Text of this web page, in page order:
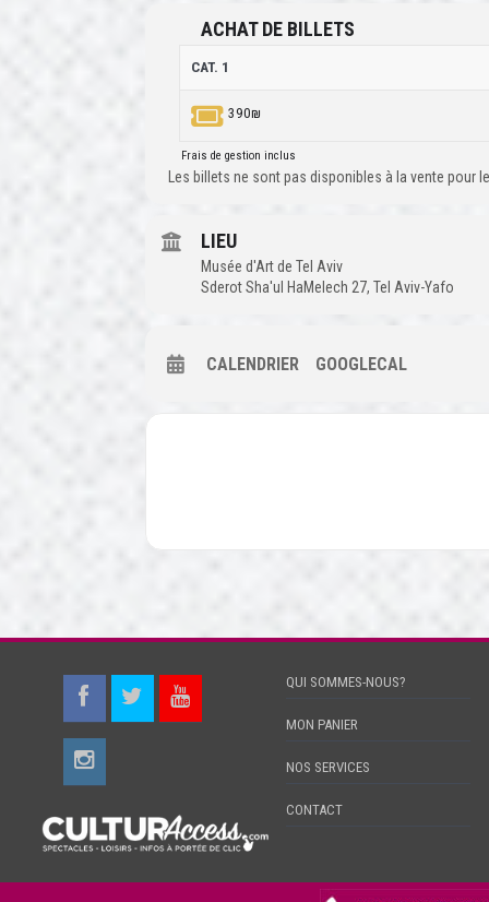
ACHAT DE BILLETS
CAT. 1
390₪
Frais de gestion inclus
Les billets ne sont pas disponibles à la vente pour
LIEU
Musée d'Art de Tel Aviv
Sderot Sha'ul HaMelech 27, Tel Aviv-Yafo
CALENDRIER GOOGLECAL
QUI SOMMES-NOUS?
MON PANIER
NOS SERVICES
CONTACT